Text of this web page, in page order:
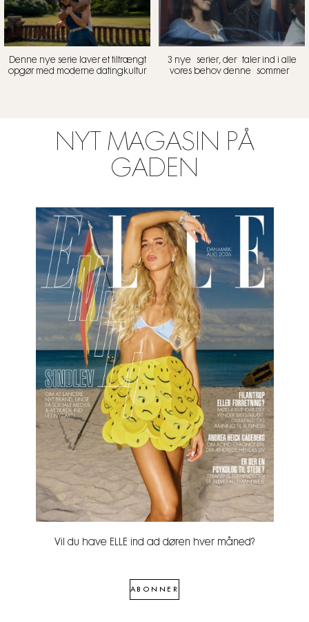
Denne nye serie laver et tiltrængt
opgør med moderne datingkultur
3 nye serier, der taler ind i alle
vores behov denne sommer
NYT MAGASIN PÅ
GADEN
Vil du have ELLE ind ad døren hver måned?
ABONNER